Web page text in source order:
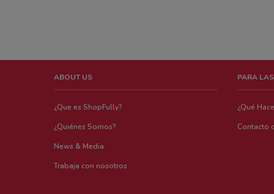
ABOUT US
¿Que es ShopFully?
¿Quiénes Somos?
News & Media
Trabaja con nosotros
PARA
¿Qué
Contacto